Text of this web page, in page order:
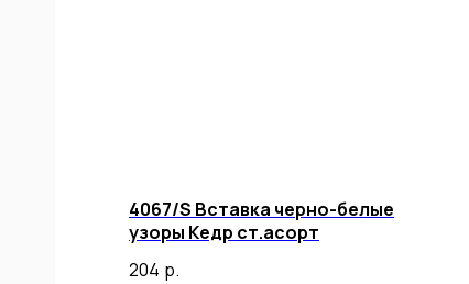
4067/S Вставка черно-белые
узоры Кедр ст.асорт
204 р.